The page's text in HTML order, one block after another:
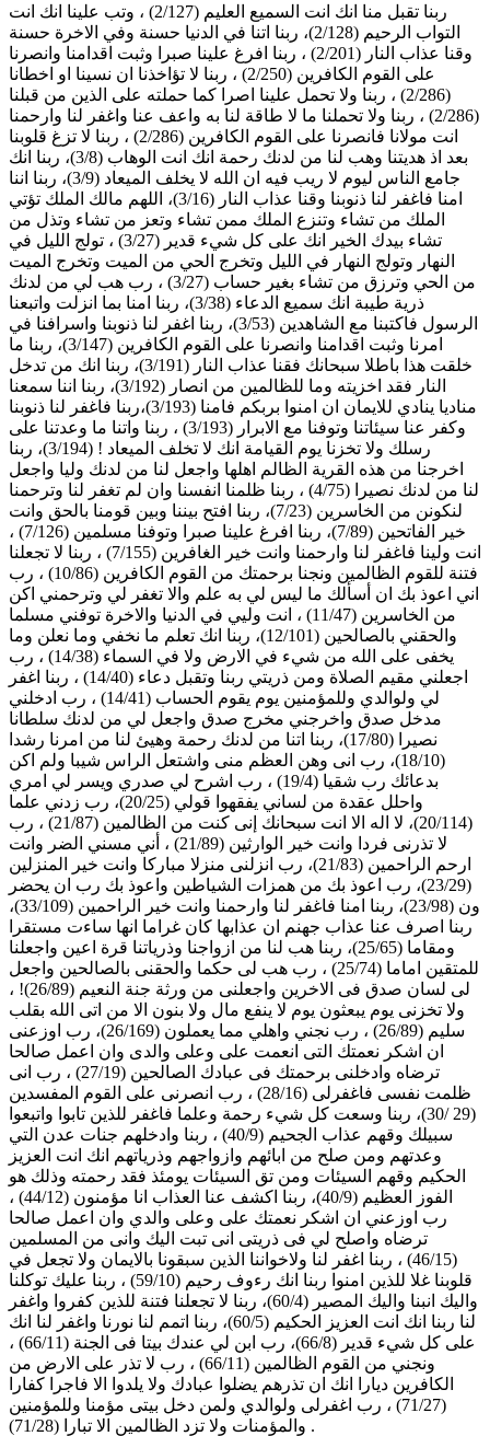
ربنا تقبل منا انك انت السميع العليم (2/127) ، وتب علينا انك انت
التواب الرحيم (2/128)، ربنا اتنا في الدنيا حسنة وفي الاخرة حسنة
وقنا عذاب النار (2/201) ، ربنا افرغ علينا صبرا وثبت اقدامنا وانصرنا
على القوم الكافرين (2/250) ، ربنا لا تؤاخذنا ان نسينا او اخطانا
(2/286) ، ربنا ولا تحمل علينا اصرا كما حملته على الذين من قبلنا
(2/286) ، ربنا ولا تحملنا ما لا طاقة لنا به واعف عنا واغفر لنا وارحمنا
انت مولانا فانصرنا على القوم الكافرين (2/286) ، ربنا لا تزغ قلوبنا
بعد اذ هديتنا وهب لنا من لدنك رحمة انك انت الوهاب (3/8)، ربنا انك
جامع الناس ليوم لا ريب فيه ان الله لا يخلف الميعاد (3/9)، ربنا اننا
امنا فاغفر لنا ذنوبنا وقنا عذاب النار (3/16)، اللهم مالك الملك تؤتي
الملك من تشاء وتنزع الملك ممن تشاء وتعز من تشاء وتذل من
تشاء بيدك الخير انك على كل شيء قدير (3/27) ، تولج الليل في
النهار وتولج النهار في الليل وتخرج الحي من الميت وتخرج الميت
من الحي وترزق من تشاء بغير حساب (3/27) ، رب هب لي من لدنك
ذرية طيبة انك سميع الدعاء (3/38)، ربنا امنا بما انزلت واتبعنا
الرسول فاكتبنا مع الشاهدين (3/53)، ربنا اغفر لنا ذنوبنا واسرافنا في
امرنا وثبت اقدامنا وانصرنا على القوم الكافرين (3/147)، ربنا ما
خلقت هذا باطلا سبحانك فقنا عذاب النار (3/191)، ربنا انك من تدخل
النار فقد اخزيته وما للظالمين من انصار (3/192)، ربنا اننا سمعنا
مناديا ينادي للايمان ان امنوا بربكم فامنا (3/193)،ربنا فاغفر لنا ذنوبنا
وكفر عنا سيئاتنا وتوفنا مع الابرار (3/193) ، ربنا واتنا ما وعدتنا على
رسلك ولا تخزنا يوم القيامة انك لا تخلف الميعاد ! (3/194)، ربنا
اخرجنا من هذه القرية الظالم اهلها واجعل لنا من لدنك وليا واجعل
لنا من لدنك نصيرا (4/75) ، ربنا ظلمنا انفسنا وان لم تغفر لنا وترحمنا
لنكونن من الخاسرين (7/23)، ربنا افتح بيننا وبين قومنا بالحق وانت
خير الفاتحين (7/89)، ربنا افرغ علينا صبرا وتوفنا مسلمين (7/126) ،
انت ولينا فاغفر لنا وارحمنا وانت خير الغافرين (7/155) ، ربنا لا تجعلنا
فتنة للقوم الظالمين ونجنا برحمتك من القوم الكافرين (10/86) ، رب
اني اعوذ بك ان أسألك ما ليس لي به علم والا تغفر لي وترحمني اكن
من الخاسرين (11/47) ، انت وليي في الدنيا والاخرة توفني مسلما
والحقني بالصالحين (12/101)، ربنا انك تعلم ما نخفي وما نعلن وما
يخفى على الله من شيء في الارض ولا في السماء (14/38) ، رب
اجعلني مقيم الصلاة ومن ذريتي ربنا وتقبل دعاء (14/40) ، ربنا اغفر
لي ولوالدي وللمؤمنين يوم يقوم الحساب (14/41) ، رب ادخلني
مدخل صدق واخرجني مخرج صدق واجعل لي من لدنك سلطانا
نصيرا (17/80)، ربنا اتنا من لدنك رحمة وهيئ لنا من امرنا رشدا
(18/10)، رب انى وهن العظم منى واشتعل الراس شيبا ولم اكن
بدعائك رب شقيا (19/4) ، رب اشرح لي صدري ويسر لي امري
واحلل عقدة من لساني يفقهوا قولي (20/25)، رب زدني علما
(20/114)، لا اله الا انت سبحانك إنى كنت من الظالمين (21/87) ، رب
لا تذرنى فردا وانت خير الوارثين (21/89) ، أني مسني الضر وانت
ارحم الراحمين (21/83)، رب انزلنى منزلا مباركا وانت خير المنزلين
(23/29)، رب اعوذ بك من همزات الشياطين واعوذ بك رب ان يحضر
ون (23/98)، ربنا امنا فاغفر لنا وارحمنا وانت خير الراحمين (33/109)،
ربنا اصرف عنا عذاب جهنم ان عذابها كان غراما انها ساءت مستقرا
ومقاما (25/65)، ربنا هب لنا من ازواجنا وذرياتنا قرة اعين واجعلنا
للمتقين اماما (25/74) ، رب هب لى حكما والحقنى بالصالحين واجعل
لى لسان صدق فى الاخرين واجعلنى من ورثة جنة النعيم (26/89)! ،
ولا تخزنى يوم يبعثون يوم لا ينفع مال ولا بنون الا من اتى الله بقلب
سليم (26/89) ، رب نجني واهلي مما يعملون (26/169)، رب اوزعنى
ان اشكر نعمتك التى انعمت على وعلى والدى وان اعمل صالحا
ترضاه وادخلنى برحمتك فى عبادك الصالحين (27/19) ، رب انى
ظلمت نفسى فاغفرلى (28/16) ، رب انصرنى على القوم المفسدين
(29 /30)، ربنا وسعت كل شيء رحمة وعلما فاغفر للذين تابوا واتبعوا
سبيلك وقهم عذاب الجحيم (40/9) ، ربنا وادخلهم جنات عدن التي
وعدتهم ومن صلح من ابائهم وازواجهم وذرياتهم انك انت العزيز
الحكيم وقهم السيئات ومن تق السيئات يومئذ فقد رحمته وذلك هو
الفوز العظيم (40/9)، ربنا اكشف عنا العذاب انا مؤمنون (44/12) ،
رب اوزعني ان اشكر نعمتك على وعلى والدي وان اعمل صالحا
ترضاه واصلح لي فى ذريتى انى تبت اليك وانى من المسلمين
(46/15) ، ربنا اغفر لنا ولاخواننا الذين سبقونا بالايمان ولا تجعل في
قلوبنا غلا للذين امنوا ربنا انك رءوف رحيم (59/10) ، ربنا عليك توكلنا
واليك انبنا واليك المصير (60/4)، ربنا لا تجعلنا فتنة للذين كفروا واغفر
لنا ربنا انك انت العزيز الحكيم (60/5)، ربنا اتمم لنا نورنا واغفر لنا انك
على كل شيء قدير (66/8)، رب ابن لي عندك بيتا فى الجنة (66/11) ،
ونجني من القوم الظالمين (66/11) ، رب لا تذر على الارض من
الكافرين ديارا انك ان تذرهم يضلوا عبادك ولا يلدوا الا فاجرا كفارا
(71/27) ، رب اغفرلى ولوالدي ولمن دخل بيتى مؤمنا وللمؤمنين
والمؤمنات ولا تزد الظالمين الا تبارا (71/28) .